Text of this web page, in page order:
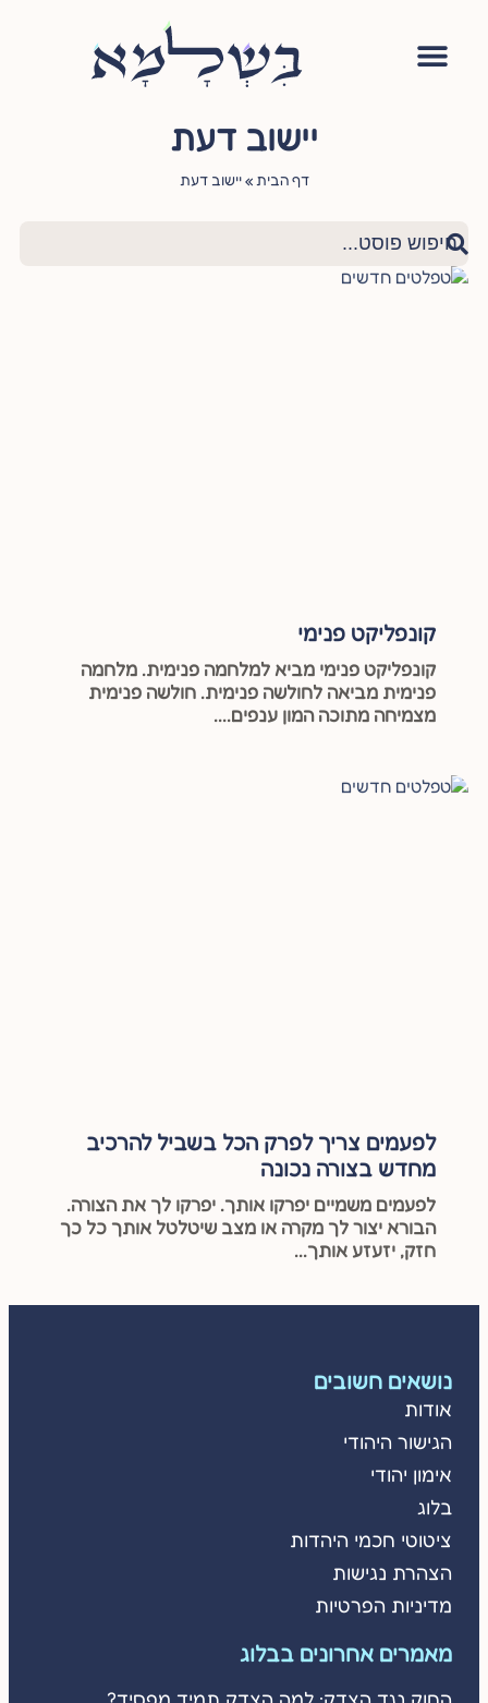
יישוב דעת
דף הבית »יישוב דעת
קונפליקט פנימי
קונפליקט פנימי מביא למלחמה פנימית. מלחמה
פנימית מביאה לחולשה פנימית. חולשה פנימית
מצמיחה מתוכה המון ענפים....
לפעמים צריך לפרק הכל בשביל להרכיב
מחדש בצורה נכונה
לפעמים משמיים יפרקו אותך. יפרקו לך את הצורה.
הבורא יצור לך מקרה או מצב שיטלטל אותך כל כך
חזק, יזעזע אותך...
נושאים חשובים
אודות
הגישור היהודי
אימון יהודי
בלוג
ציטוטי חכמי היהדות
הצהרת נגישות
מדיניות הפרטיות
מאמרים אחרונים בבלוג